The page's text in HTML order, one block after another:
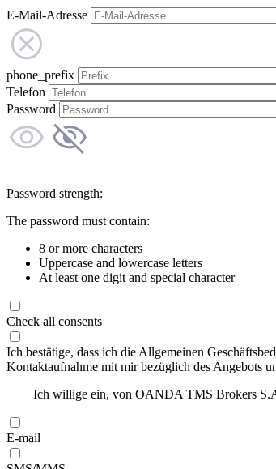
E-Mail-Adresse
phone_prefix
Telefon
Password
Password strength:
The password must contain:
8 or more characters
Uppercase and lowercase letters
At least one digit and special character
Check all consents
Ich bestätige, dass ich die Allgemeinen
Kontaktaufnahme mit mir bezüglich des Angebots
Ich willige ein, von OANDA TMS Brokers
E-mail